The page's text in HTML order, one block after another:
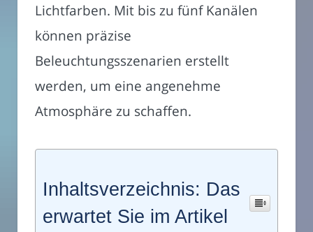
Lichtfarben. Mit bis zu fünf Kanälen
können präzise
Beleuchtungsszenarien erstellt
werden, um eine angenehme
Atmosphäre zu schaffen.
Inhaltsverzeichnis: Das
erwartet Sie im Artikel